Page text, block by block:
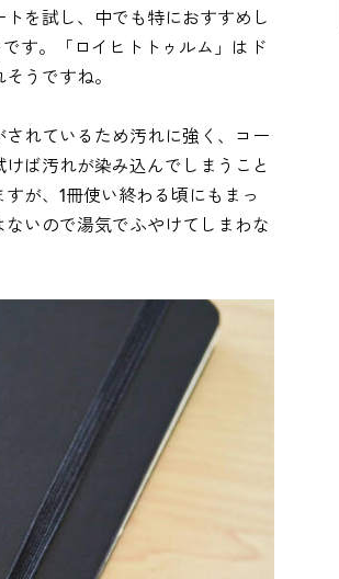
を試し、中でも特におすすめし
す。「ロイヒトトゥルム」はド
うですね。
されているため汚れに強く、コー
ば汚れが染み込んでしまうこと
が、1冊使い終わる頃にもまっ
いので湯気でふやけてしまわな